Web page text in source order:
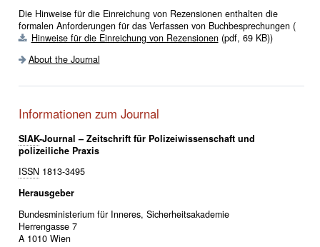
Die Hinweise für die Einreichung von Rezensionen enthalten die
formalen Anforderungen für das Verfassen von Buchbesprechungen (
Hinweise für die Einreichung von Rezensionen(pdf, 69 KB))
About the Journal
Informationen zum Journal
SIAK-Journal – Zeitschrift für Polizeiwissenschaft und
polizeiliche Praxis
ISSN1813-3495
Herausgeber
Bundesministerium für Inneres, Sicherheitsakademie
Herrengasse 7
A 1010 Wien